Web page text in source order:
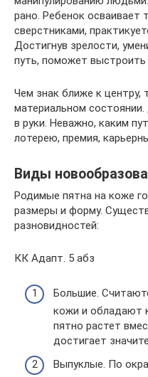
рано. Ребенок осваивает
сверстниками,
Достигнув зрелости,
путь, поможет выстроить
Чем знак ближе к центру,
материальном
в руки. Неважно, каким
лотерею, премия,
Виды
Родимые пятна на коже
размеры и форму.
разновидностей:
КК Адапт. 5 абз
Большие.
кожи и обладают
пятно растет
достигает
Выпуклые. По